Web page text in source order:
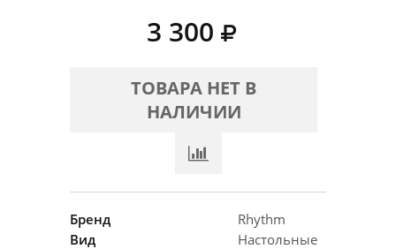
3 300
ТОВАРА НЕТ В
НАЛИЧИИ
Бренд
Rhythm
Вид
Настольные